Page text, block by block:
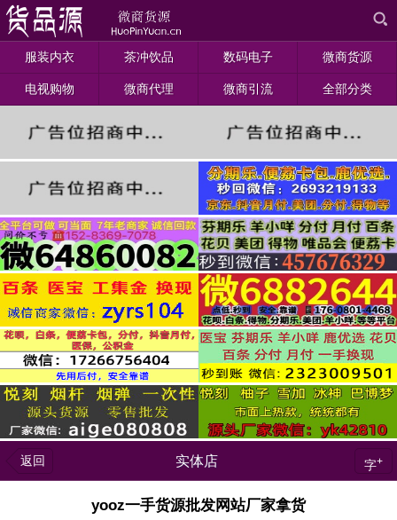
服装内衣 茶冲饮品 数码电子 微商货源
电视购物 微商代理 微商引流 全部分类
返回 实体店 字+
yooz一手货源批发网站厂家拿货